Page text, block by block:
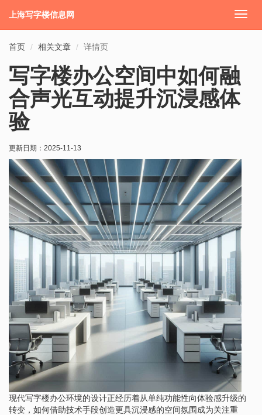
切
上海写字楼信息网
首页 相关文章 详情页
写字楼办公空间中如何融
合声光互动提升沉浸感体
验
更新日期： 2025-11-13
现代写字楼办公环境的设计正经历着从单纯功能性向体验感升级的
转变，如何借助技术手段创造更具沉浸感的空间氛围成为关注重